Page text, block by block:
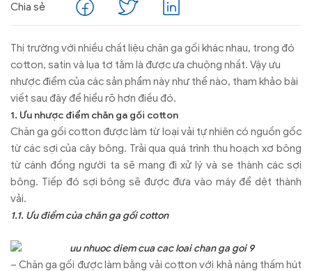
Chia sẻ
Thị trường với nhiều chất liệu chăn ga gối khác nhau, trong đó
cotton, satin và lụa tơ tằm là được ưa chuộng nhất. Vậy ưu
nhược điểm của các sản phẩm này như thế nào, tham khảo bài
viết sau đây để hiểu rõ hơn điều đó.
1. Ưu nhược điểm chăn ga gối cotton
Chăn ga gối cotton được làm từ loại vải tự nhiên có nguồn gốc
từ các sợi của cây bông. Trải qua quá trình thu hoạch xơ bông
từ cánh đồng người ta sẽ mang đi xử lý và se thành các sợi
bông. Tiếp đó sợi bông sẽ được đưa vào máy để dệt thành
vải.
1.1. Ưu điểm của chăn ga gối cotton
– Chăn ga gối được làm bằng vải cotton với khả năng thấm hút